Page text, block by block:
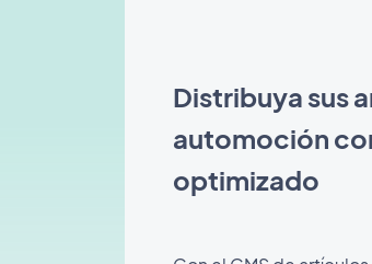
Distribuya sus
automoción
optimizado